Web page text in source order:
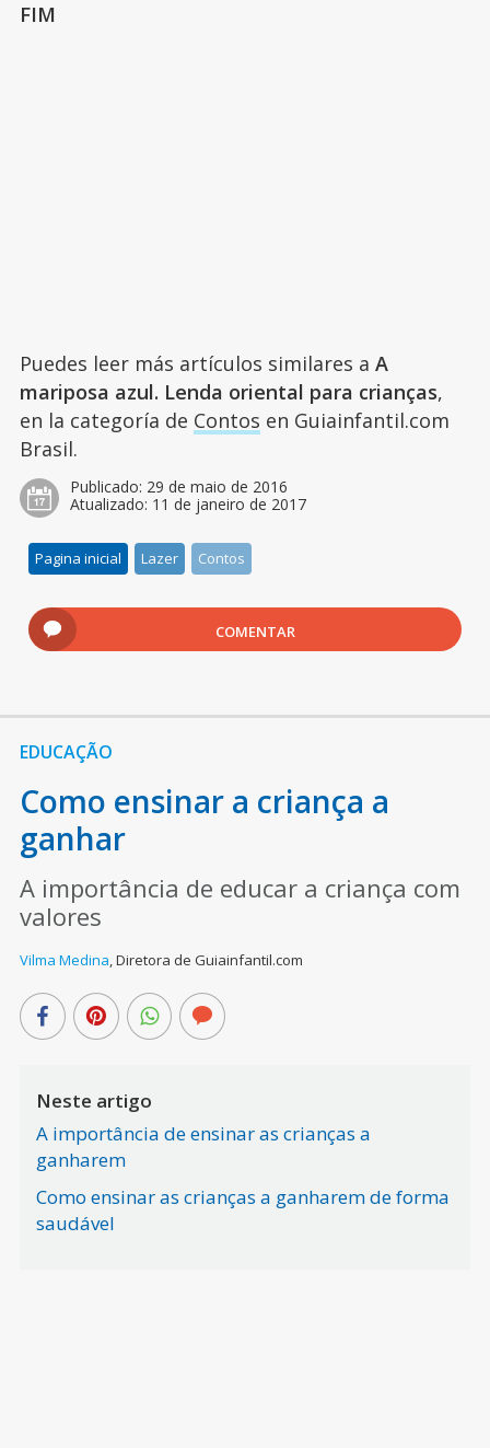
FIM
Puedes leer más artículos similares a A
mariposa azul. Lenda oriental para crianças,
en la categoría de Contos en Guiainfantil.com
Brasil.
Publicado: 29 de maio de 2016
Atualizado: 11 de janeiro de 2017
Pagina inicial Lazer Contos
COMENTAR
EDUCAÇÃO
Como ensinar a criança a
ganhar
A importância de educar a criança com
valores
Vilma Medina,Diretora de Guiainfantil.com
Neste artigo
A importância de ensinar as crianças a
ganharem
Como ensinar as crianças a ganharem de forma
saudável